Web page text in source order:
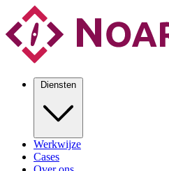
Diensten
Werkwijze
Cases